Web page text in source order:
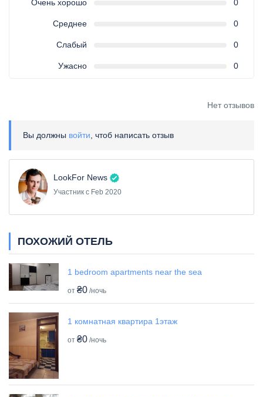
Очень хорошо 0
Среднее 0
Слабый 0
Ужасно 0
Нет отзывов
Вы должны войти , чтоб написать отзыв
LookFor News
Участник с Feb 2020
ПОХОЖИЙ ОТЕЛЬ
1 bedroom apartments near the sea
от ₴0 /ночь
1 комнатная квартира 1этаж
от ₴0 /ночь